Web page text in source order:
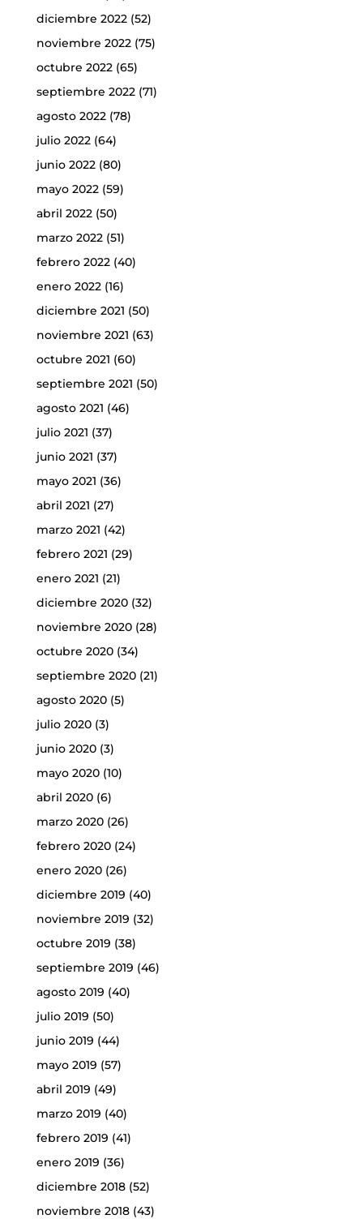
diciembre 2022(52)
noviembre 2022(75)
octubre 2022(65)
septiembre 2022(71)
agosto 2022(78)
julio 2022(64)
junio 2022(80)
mayo 2022(59)
abril 2022(50)
marzo 2022(51)
febrero 2022(40)
enero 2022(16)
diciembre 2021 (50)
noviembre 2021 (63)
octubre 2021 (60)
septiembre 2021 (50)
agosto 2021 (46)
julio 2021 (37)
junio 2021 (37)
mayo 2021 (36)
abril 2021 (27)
marzo 2021 (42)
febrero 2021 (29)
enero 2021 (21)
diciembre 2020(32)
noviembre 2020(28)
octubre 2020(34)
septiembre 2020(21)
agosto 2020(5)
julio 2020(3)
junio 2020(3)
mayo 2020(10)
abril 2020(6)
marzo 2020(26)
febrero 2020(24)
enero 2020(26)
diciembre 2019 (40)
noviembre 2019 (32)
octubre 2019 (38)
septiembre 2019 (46)
agosto 2019 (40)
julio 2019 (50)
junio 2019 (44)
mayo 2019 (57)
abril 2019 (49)
marzo 2019 (40)
febrero 2019 (41)
enero 2019 (36)
diciembre 2018(52)
noviembre 2018(43)